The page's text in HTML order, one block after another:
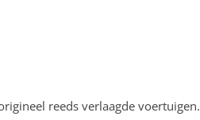
reeds verlaagde voertuigen.